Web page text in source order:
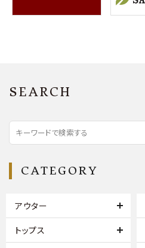
SEARCH
CATEGORY
アウター
トップス